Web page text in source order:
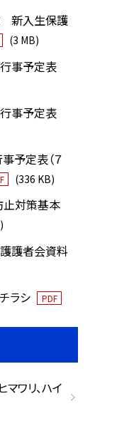
新入生保護
(3 MB)
事予定表
事予定表
予定表（７
(336 KB)
止対策基本
護者会資料
ラシ PDF
ワリ、ハイ